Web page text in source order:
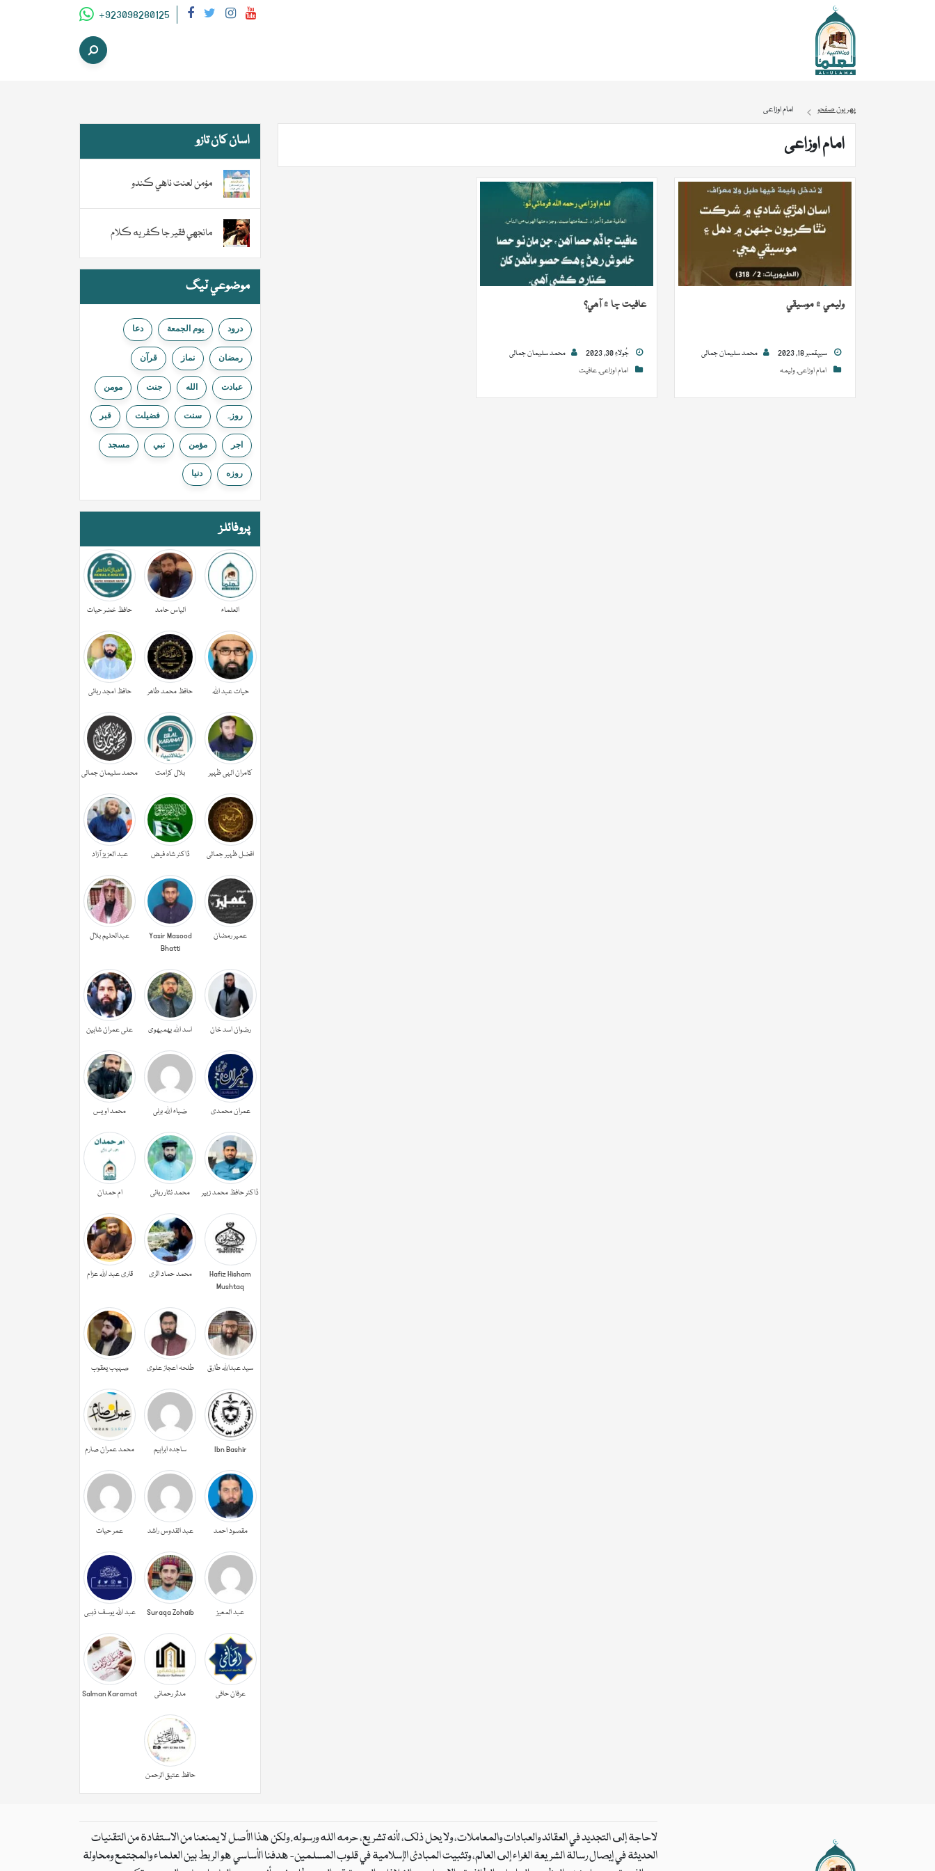
+923098280125
پهريون صفحو امام اوزاعی
امام اوزاعی
وليمي ۾ موسيقي
سيپٽمبر 18, 2023
محمد سلیمان جمالی
امام اوزاعی,ولیمہ
عافيت ڇا ۾ آھي؟
جُولاءِ 30, 2023
محمد سلیمان جمالی
امام اوزاعی,عافیت
اسان کان تازو
مؤمن لعنت ناهي ڪندو
مانجهي فقير جا ڪفريه ڪلام
موضوعي ٽيگ
درود يوم الجمعة دعا
رمضان نماز قرآن
عبادت الله جنت مومن
روزہ سنت فضیلت قبر
اجر مؤمن نبي مسجد
روزه دنيا
پروفائلز
العلماء الیاس حامد حافظ خضر حیات
حیات عبد اللہ حافظ محمد طاھر حافظ امجد ربانی
کامران الہی ظہیر بلال کرامت محمد سلیمان جمالی
افضل ظہیر جمالی ڈاکٹر شاہ فیض عبد العزیز آزاد
عمیر رمضان
Yasir Masood
Bhatti
عبدالحليم بلال
رضوان اسد خان اسد اللہ بھمبھوی علی عمران شاہین
عمران محمدی ضیاء اللہ برنی محمد اویس
ڈاکٹر حافظ محمد زبیر محمد نثار ربانی ام حمدان
Hafiz Hisham
Mushtaq
محمد حماد اثری قاری عبد اللہ عزام
سید عبداللہ طارق طلحہ اعجاز علوی صہیب یعقوب
Ibn Bashir ساجدہ ابراہیم محمد عمران صارم
مقصود احمد عبد القدوس راشد عمر حیات
عبد المعیز Suraqa Zohaib عبد اللہ یوسف ذہبی
عرفان حافی مدثر رحمانی Salman Karamat
حافظ عتیق الرحمن
لاحاجة إلى التجديد في العقائد والعبادات والمعاملات، ولا يحل ذلك، لأنه تشريع، حرمه الله ورسوله. ولكن هذا الأصل لا يمنعنا من الاستفادة من التقنيات
الحديثة في إيصال رسالة الشريعة الغراء إلى العالم، وتثبيت المبادئ الإسلامية في قلوب المسلمين- هدفنا الأساسي هو الربط بين العلماء والمجتمع ومحاولة